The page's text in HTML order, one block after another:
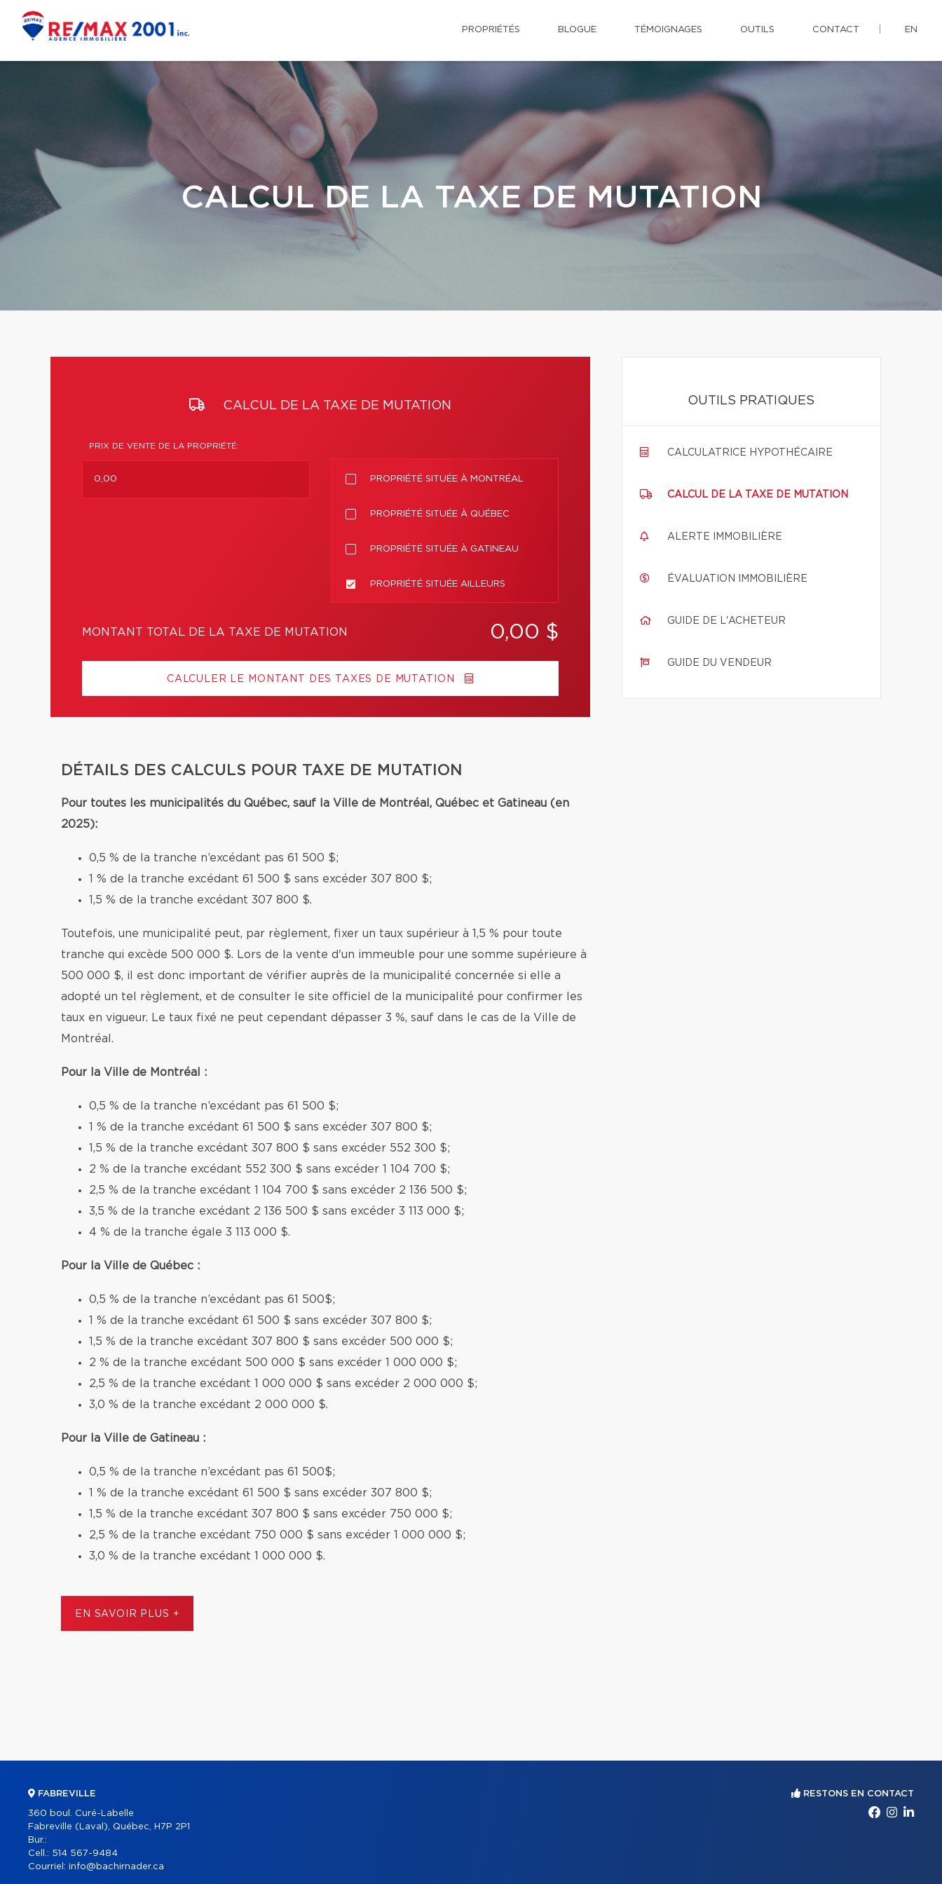
PROPRIÉTÉS BLOGUE TÉMOIGNAGES OUTILS CONTACT EN
CALCUL DE LA TAXE DE MUTATION
CALCUL DE LA TAXE DE MUTATION
PRIX DE VENTE DE LA PROPRIÉTÉ:
PROPRIÉTÉ SITUÉE À MONTRÉAL
PROPRIÉTÉ SITUÉE À QUÉBEC
PROPRIÉTÉ SITUÉE À GATINEAU
PROPRIÉTÉ SITUÉE AILLEURS
MONTANT TOTAL DE LA TAXE DE MUTATION 0,00 $
CALCULER LE MONTANT DES TAXES DE MUTATION
DÉTAILS DES CALCULS POUR TAXE DE MUTATION
Pour toutes les municipalités du Québec, sauf la Ville de Montréal, Québec et Gatineau (en
2025):
0,5 % de la tranche n’excédant pas 61 500 $;
1 % de la tranche excédant 61 500 $ sans excéder 307 800 $;
1,5 % de la tranche excédant 307 800 $.
Toutefois, une municipalité peut, par règlement, fixer un taux supérieur à 1,5 % pour toute
tranche qui excède 500 000 $. Lors de la vente d'un immeuble pour une somme supérieure à
500 000 $, il est donc important de vérifier auprès de la municipalité concernée si elle a
adopté un tel règlement, et de consulter le site officiel de la municipalité pour confirmer les
taux en vigueur. Le taux fixé ne peut cependant dépasser 3 %, sauf dans le cas de la Ville de
Montréal.
Pour la Ville de Montréal :
0,5 % de la tranche n’excédant pas 61 500 $;
1 % de la tranche excédant 61 500 $ sans excéder 307 800 $;
1,5 % de la tranche excédant 307 800 $ sans excéder 552 300 $;
2 % de la tranche excédant 552 300 $ sans excéder 1 104 700 $;
2,5 % de la tranche excédant 1 104 700 $ sans excéder 2 136 500 $;
3,5 % de la tranche excédant 2 136 500 $ sans excéder 3 113 000 $;
4 % de la tranche égale 3 113 000 $.
Pour la Ville de Québec :
0,5 % de la tranche n’excédant pas 61 500$;
1 % de la tranche excédant 61 500 $ sans excéder 307 800 $;
1,5 % de la tranche excédant 307 800 $ sans excéder 500 000 $;
2 % de la tranche excédant 500 000 $ sans excéder 1 000 000 $;
2,5 % de la tranche excédant 1 000 000 $ sans excéder 2 000 000 $;
3,0 % de la tranche excédant 2 000 000 $.
Pour la Ville de Gatineau :
0,5 % de la tranche n’excédant pas 61 500$;
1 % de la tranche excédant 61 500 $ sans excéder 307 800 $;
1,5 % de la tranche excédant 307 800 $ sans excéder 750 000 $;
2,5 % de la tranche excédant 750 000 $ sans excéder 1 000 000 $;
3,0 % de la tranche excédant 1 000 000 $.
EN SAVOIR PLUS +
OUTILS PRATIQUES
CALCULATRICE HYPOTHÉCAIRE
CALCUL DE LA TAXE DE MUTATION
ALERTE IMMOBILIÈRE
ÉVALUATION IMMOBILIÈRE
GUIDE DE L'ACHETEUR
GUIDE DU VENDEUR
FABREVILLE
360 boul. Curé-Labelle
Fabreville (Laval), Québec, H7P 2P1
Bur.:
Cell.: 514 567-9484
Courriel: info@bachirnader.ca
RESTONS EN CONTACT